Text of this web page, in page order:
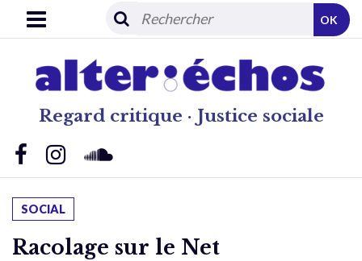
Regard critique · Justice sociale
OK
SOCIAL
Racolage sur le Net